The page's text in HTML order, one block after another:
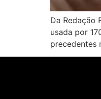
Da Redação
usada por
precedentes